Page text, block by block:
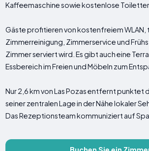
Kaffeemaschine sowie kostenlose
Gäste profitieren von kostenfreiem WLAN,
Zimmerreinigung, Zimmerservice und
Zimmer serviert wird. Es gibt auch eine
Essbereich im Freien und Möbeln zum
Nur 2,6 km von Las Pozas entfernt punktet
seiner zentralen Lage in der Nähe lokaler
Das Rezeptionsteam kommuniziert auf